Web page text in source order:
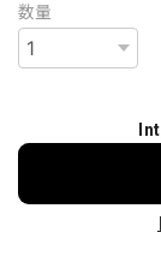
数量